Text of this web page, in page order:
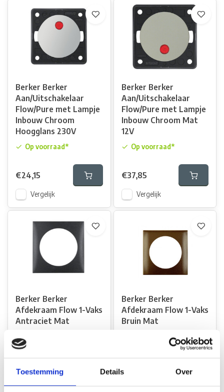
Toestemming Details Over
Berker Berker
Aan/Uitschakelaar
Flow/Pure met Lampje
Inbouw Chroom
Hoogglans 230V
Op voorraad*
€24,15
Vergelijk
Berker Berker
Aan/Uitschakelaar
Flow/Pure met Lampje
Inbouw Chroom Mat
12V
Op voorraad*
€37,85
Vergelijk
Berker Berker
Afdekraam Flow 1-Vaks
Antraciet Mat
Vergelijk
Berker Berker
Afdekraam Flow 1-Vaks
Bruin Mat
Op voorraad*